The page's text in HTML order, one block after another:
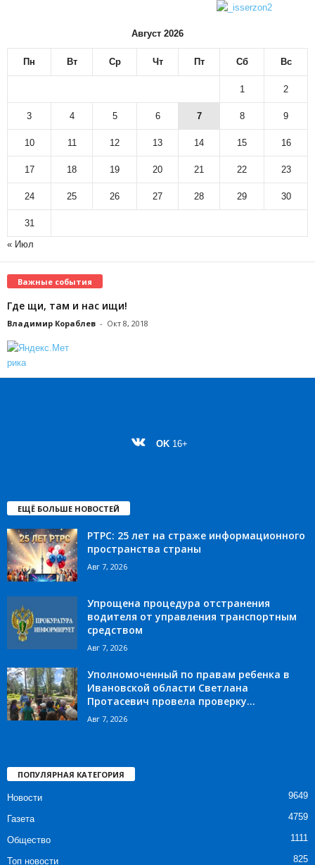
Август 2026
Пн Вт Ср Чт Пт Сб Вс
1 2
3 4 5 6 7 8 9
10 11 12 13 14 15 16
17 18 19 20 21 22 23
24 25 26 27 28 29 30
31
« Июл
Важные события
Где щи, там и нас ищи!
Владимир Кораблев - Окт 8, 2018
OK 16+
ЕЩЁ БОЛЬШЕ НОВОСТЕЙ
РТРС: 25 лет на страже информационного
пространства страны
Авг 7, 2026
Упрощена процедура отстранения
водителя от управления транспортным
средством
Авг 7, 2026
Уполномоченный по правам ребенка в
Ивановской области Светлана
Протасевич провела проверку...
Авг 7, 2026
ПОПУЛЯРНАЯ КАТЕГОРИЯ
Новости 9649
Газета 4759
Общество 1111
Топ новости 825